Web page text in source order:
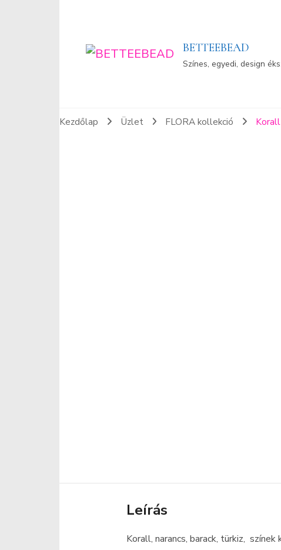
BETTEEBEAD
Színes, egyedi, design
Kezdőlap Üzlet FLORA kollekció
Leírás
Korall, narancs, barack, türkiz,